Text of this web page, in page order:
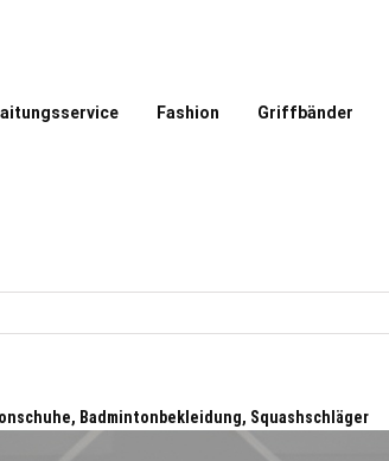
Fashion Griffbänder
Badmintonbekleidung, Squashschläger